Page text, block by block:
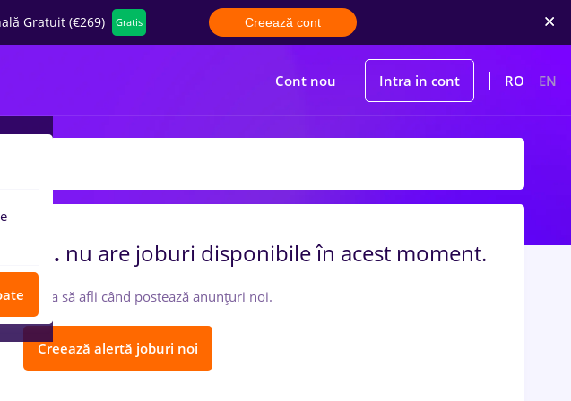
Gratuit (€269) Gratis Creează cont
Cont nou Intra in cont RO EN
S.R.L. nu are joburi disponibile în acest moment.
o ca să afli când postează anunțuri noi.
Creează alertă joburi noi